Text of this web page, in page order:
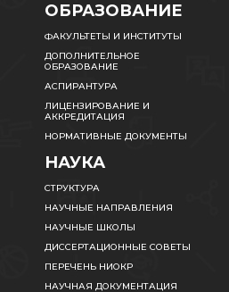
ОБРАЗОВАНИЕ
ФАКУЛЬТЕТЫ И ИНСТИТУТЫ
ДОПОЛНИТЕЛЬНОЕ
ОБРАЗОВАНИЕ
АСПИРАНТУРА
ЛИЦЕНЗИРОВАНИЕ И
АККРЕДИТАЦИЯ
НОРМАТИВНЫЕ ДОКУМЕНТЫ
НАУКА
СТРУКТУРА
НАУЧНЫЕ НАПРАВЛЕНИЯ
НАУЧНЫЕ ШКОЛЫ
ДИССЕРТАЦИОННЫЕ СОВЕТЫ
ПЕРЕЧЕНЬ НИОКР
НАУЧНАЯ ДОКУМЕНТАЦИЯ